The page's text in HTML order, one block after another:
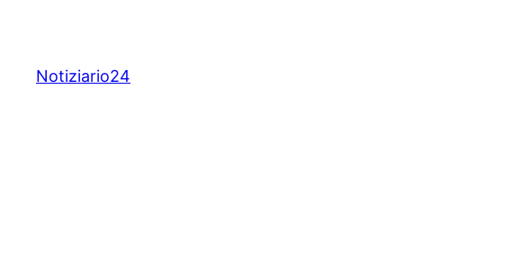
content
Notiziario24